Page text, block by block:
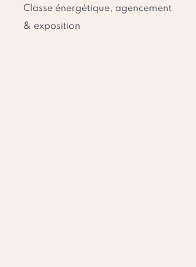
Classe énergétique, agencement
& exposition